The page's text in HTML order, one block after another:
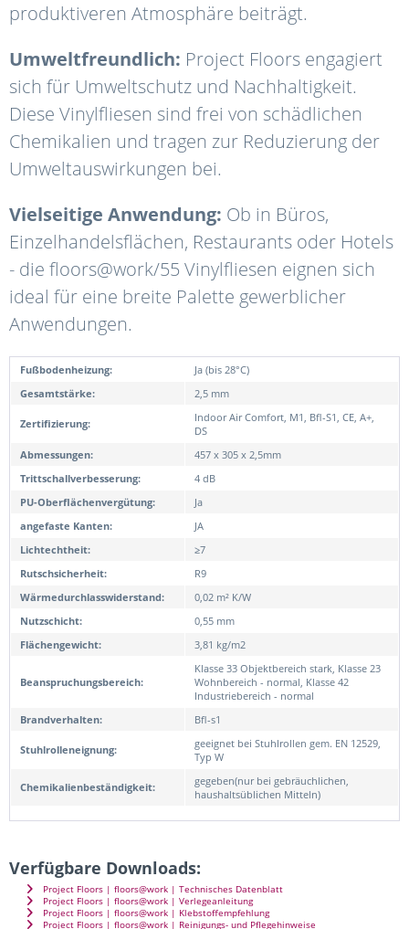
produktiveren Atmosphäre beiträgt.
Umweltfreundlich: Project Floors engagiert
sich für Umweltschutz und Nachhaltigkeit.
Diese Vinylfliesen sind frei von schädlichen
Chemikalien und tragen zur Reduzierung der
Umweltauswirkungen bei.
Vielseitige Anwendung: Ob in Büros,
Einzelhandelsflächen, Restaurants oder Hotels
- die floors@work/55 Vinylfliesen eignen sich
ideal für eine breite Palette gewerblicher
Anwendungen.
Fußbodenheizung:
Ja (bis 28°C)
Gesamtstärke:
2,5 mm
Zertifizierung:
Indoor Air Comfort, M1, Bfl-S1, CE, A+,
DS
Abmessungen:
457 x 305 x 2,5mm
Trittschallverbesserung:
4 dB
PU-Oberflächenvergütung:
Ja
angefaste Kanten:
JA
Lichtechtheit:
≥7
Rutschsicherheit:
R9
Wärmedurchlasswiderstand:
0,02 m² K/W
Nutzschicht:
0,55 mm
Flächengewicht:
3,81 kg/m2
Beanspruchungsbereich:
Klasse 33 Objektbereich stark, Klasse 23
Wohnbereich - normal, Klasse 42
Industriebereich - normal
Brandverhalten:
Bfl-s1
Stuhlrolleneignung:
geeignet bei Stuhlrollen gem. EN 12529,
Typ W
Chemikalienbeständigkeit:
gegeben(nur bei gebräuchlichen,
haushaltsüblichen Mitteln)
Verfügbare Downloads:
Project Floors | floors@work | Technisches Datenblatt
Project Floors | floors@work | Verlegeanleitung
Project Floors | floors@work | Klebstoffempfehlung
Project Floors | floors@work | Reinigungs- und Pflegehinweise